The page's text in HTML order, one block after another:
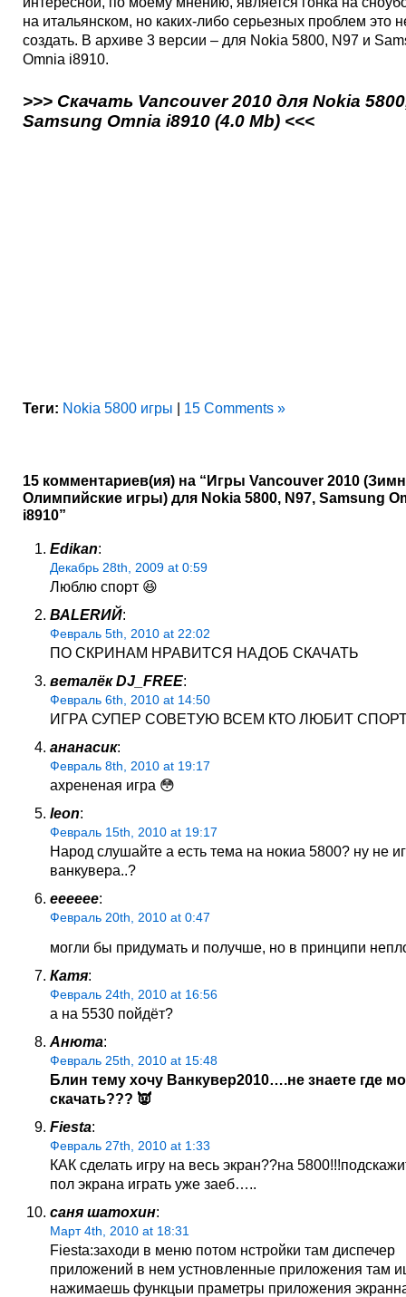
на итальянском, но каких-либо серьезных проблем это
создать. В архиве 3 версии – для Nokia 5800, N97 и
Omnia i8910.
>>> Скачать Vancouver 2010 для Nokia
Samsung Omnia i8910 (4.0 Mb) <<<
Теги: Nokia 5800 игры 15 Comments »
15 комментариев(ия) на “Игры Vancouver 2010
Олимпийские игры) для Nokia 5800, N97, Samsung
i8910”
Edikan:
Декабрь 28th, 2009 at 0:59
Люблю спорт 😆
ВАLERИЙ:
Февраль 5th, 2010 at 22:02
ПО СКРИНАМ НРАВИТСЯ НАДОБ СКАЧАТЬ
веталёк DJ_FREE:
Февраль 6th, 2010 at 14:50
ИГРА СУПЕР СОВЕТУЮ ВСЕМ КТО ЛЮБИТ
ананасик:
Февраль 8th, 2010 at 19:17
ахрененая игра 😳
leon:
Февраль 15th, 2010 at 19:17
Народ слушайте а есть тема на нокиа 5800? ну не
ванкувера..?
ееееее:
Февраль 20th, 2010 at 0:47
могли бы придумать и получше, но в принципи
Катя:
Февраль 24th, 2010 at 16:56
а на 5530 пойдёт?
Анюта:
Февраль 25th, 2010 at 15:48
Блин тему хочу Ванкувер2010….не знаете где
скачать??? 👿
Fiesta:
Февраль 27th, 2010 at 1:33
КАК сделать игру на весь экран??на
пол экрана играть уже заеб…..
саня шатохин:
Март 4th, 2010 at 18:31
Fiesta:заходи в меню потом нстройки там диспечер
приложений в нем устновленные приложения там
нажимаешь функцыи праметры приложения